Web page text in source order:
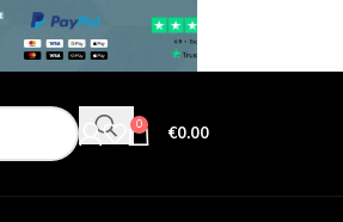
0 €0.00